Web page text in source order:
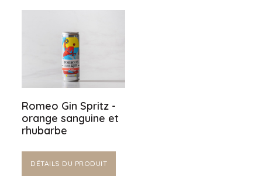
Romeo Gin Spritz -
orange sanguine et
rhubarbe
DÉTAILS DU PRODUIT